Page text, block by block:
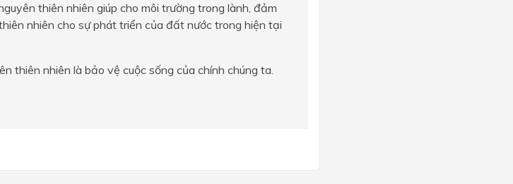
thiên nhiên giúp cho môi trường trong lành, đảm
nhiên cho sự phát triển của đất nước trong hiện tại
thiên nhiên là bảo vệ cuộc sống của chính chúng ta.